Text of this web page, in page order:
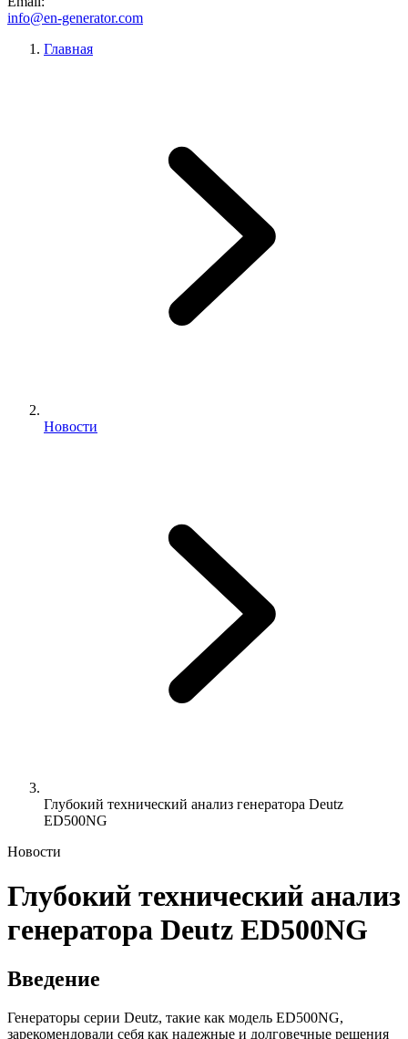
info@en-generator.com
Главная
Новости
Глубокий технический анализ генератора Deutz
ED500NG
Новости
Глубокий технический анализ
генератора Deutz ED500NG
Введение
Генераторы серии Deutz, такие как модель ED500NG,
зарекомендовали себя как надежные и долговечные решения